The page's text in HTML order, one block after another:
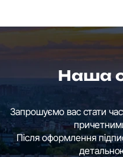
Наша
Запрошуємо вас стати
Після оформлення